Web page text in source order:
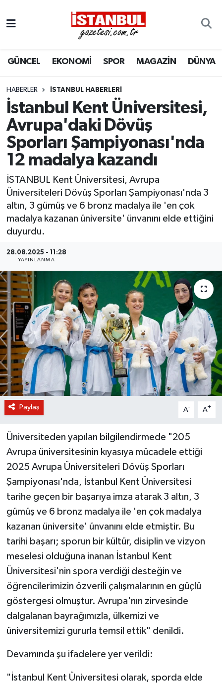
GÜNCEL EKONOMİ SPOR MAGAZİN DÜNYA
HABERLER İSTANBUL HABERLERI
İstanbul Kent Üniversitesi,
Avrupa'daki Dövüş
Sporları Şampiyonası'nda
12 madalya kazandı
İSTANBUL Kent Üniversitesi, Avrupa
Üniversiteleri Dövüş Sporları Şampiyonası'nda 3
altın, 3 gümüş ve 6 bronz madalya ile 'en çok
madalya kazanan üniversite' ünvanını elde ettiğini
duyurdu.
28.08.2025 - 11:28
YAYINLANMA
Paylaş A- A+
Üniversiteden yapılan bilgilendirmede "205
Avrupa üniversitesinin kıyasıya mücadele ettiği
2025 Avrupa Üniversiteleri Dövüş Sporları
Şampiyonası'nda, İstanbul Kent Üniversitesi
tarihe geçen bir başarıya imza atarak 3 altın, 3
gümüş ve 6 bronz madalya ile 'en çok madalya
kazanan üniversite' ünvanını elde etmiştir. Bu
tarihi başarı; sporun bir kültür, disiplin ve vizyon
meselesi olduğuna inanan İstanbul Kent
Üniversitesi'nin spora verdiği desteğin ve
öğrencilerimizin özverili çalışmalarının en güçlü
göstergesi olmuştur. Avrupa'nın zirvesinde
dalgalanan bayrağımızla, ülkemizi ve
üniversitemizi gururla temsil ettik" denildi.
Devamında şu ifadelere yer verildi:
"İstanbul Kent Üniversitesi olarak, sporda elde
EKONOMİ
İSTANBUL
DÜNYA
SPOR
MAGAZİN
KÜLTÜR SANAT
SAĞLIK
KURUMSAL
Nöbetçi Eczaneler
Hava Durumu
Trafik Durumu
Süper Lig Puan Durumu ve Fikstür
Tüm Manşetler
Son Dakika Haberleri
Haber Arşivi